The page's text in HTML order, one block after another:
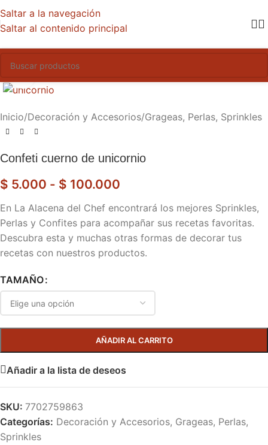
Saltar a la navegación
Saltar al contenido principal
Inicio/Decoración y Accesorios/Grageas, Perlas, Sprinkles
Confeti cuerno de unicornio
$ 5.000 - $ 100.000
En La Alacena del Chef encontrará los mejores Sprinkles,
Perlas y Confites para acompañar sus recetas favoritas.
Descubra esta y muchas otras formas de decorar tus
recetas con nuestros productos.
TAMAÑO
AÑADIR AL CARRITO
Añadir a la lista de deseos
SKU: 7702759863
Categorías: Decoración y Accesorios, Grageas, Perlas,
Sprinkles